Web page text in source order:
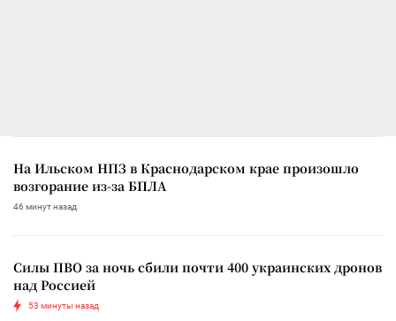
На Ильском НПЗ в Краснодарском крае произошло
возгорание из-за БПЛА
46 минут назад
Силы ПВО за ночь сбили почти 400 украинских дронов
над Россией
53 минуты назад